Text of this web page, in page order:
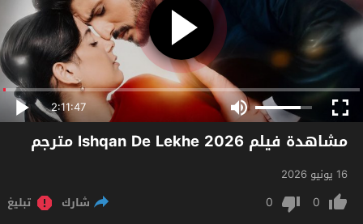
2:11:47
مشاهدة فيلم Ishqan De Lekhe 2026 مترجم
16 يونيو 2026
0
0 شارك تبليغ